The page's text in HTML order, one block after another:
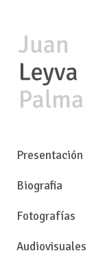
Presentación
Biografia
Fotografías
Audiovisuales